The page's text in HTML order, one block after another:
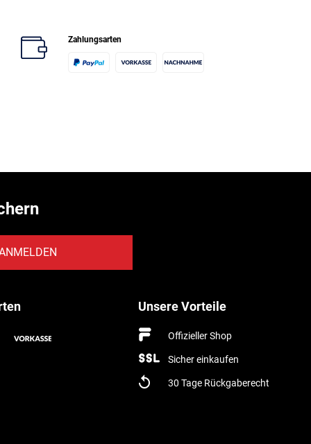
Zahlungsarten
Unsere Vorteile
Offizieller Shop
Sicher einkaufen
30 Tage Rückgaberecht